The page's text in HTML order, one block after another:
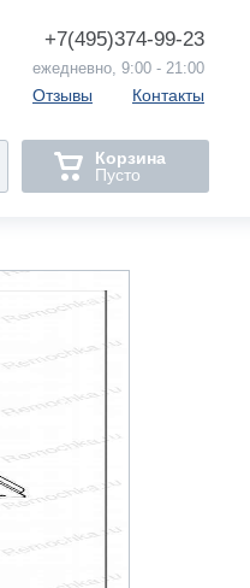
+7(495)374-99-23
ежедневно, 9:00 - 21:00
Отзывы Контакты
Корзина
Пусто